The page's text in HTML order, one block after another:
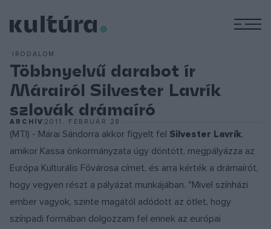
IRODALOM
Többnyelvű darabot ír
Márairól Silvester Lavrík
szlovák drámaíró
ARCHÍV2011. FEBRUÁR 28.
(MTI) - Márai Sándorra akkor figyelt fel Silvester Lavrík,
amikor Kassa önkormányzata úgy döntött, megpályázza az
Európa Kulturális Fővárosa címet, és arra kérték a drámaírót,
hogy vegyen részt a pályázat munkájában. "Mivel színházi
ember vagyok, szinte magától adódott az ötlet, hogy
színpadi formában dolgozzam fel ennek az európai